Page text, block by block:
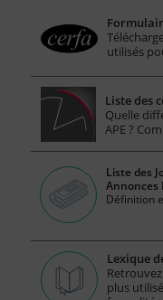
utilisés
Liste des
Quelle
APE ?
Liste des
Annonces
Définition
Lexique
plus